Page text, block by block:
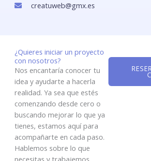
creatuweb@gmx.es​
¿Quieres iniciar un proyecto
con nosotros?
Nos encantaría conocer tu
idea y ayudarte a hacerla
realidad. Ya sea que estés
comenzando desde cero o
buscando mejorar lo que ya
tienes, estamos aquí para
acompañarte en cada paso.
Hablemos sobre lo que
necesitas y trabajemos